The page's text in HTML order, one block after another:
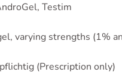
Testim
varying strengths (1%
(Prescription only)